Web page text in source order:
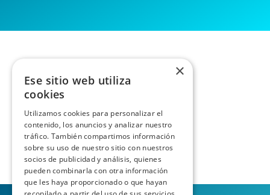
×
Ese sitio web utiliza
cookies
Utilizamos cookies para personalizar el
contenido, los anuncios y analizar nuestro
tráfico. También compartimos información
sobre su uso de nuestro sitio con nuestros
socios de publicidad y análisis, quienes
pueden combinarla con otra información
que les haya proporcionado o que hayan